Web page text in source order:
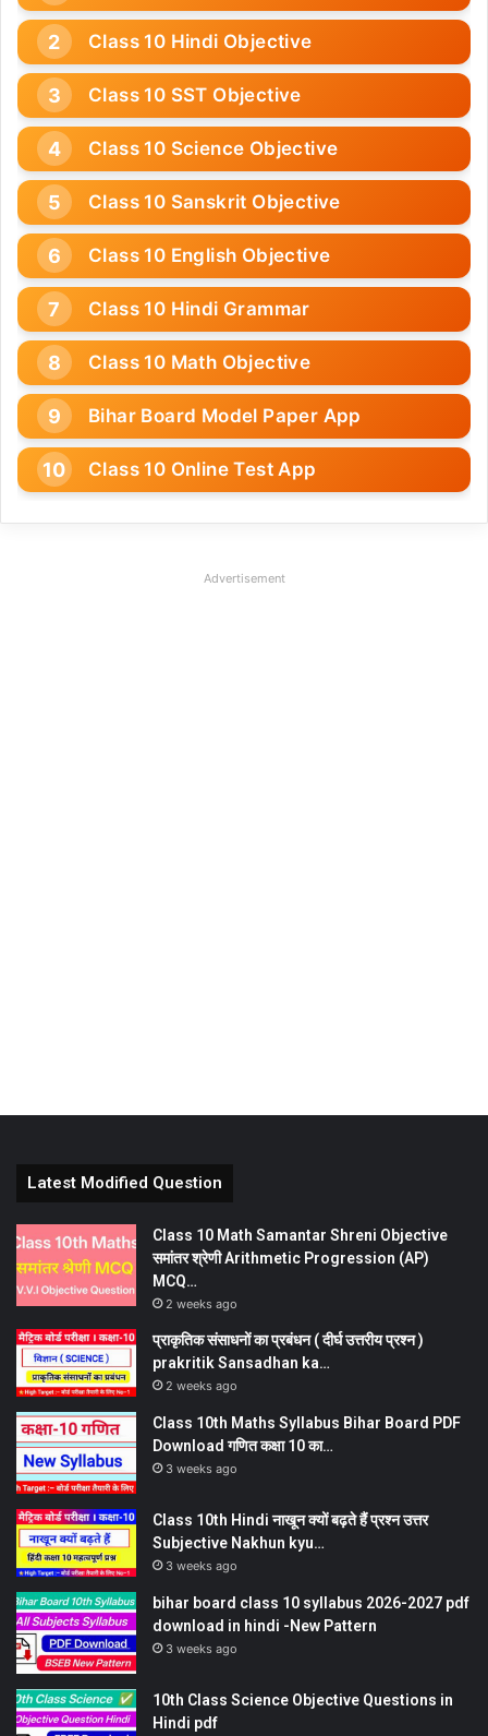
Class 10 Hindi Objective
Class 10 SST Objective
Class 10 Science Objective
Class 10 Sanskrit Objective
Class 10 English Objective
Class 10 Hindi Grammar
Class 10 Math Objective
Bihar Board Model Paper App
Class 10 Online Test App
Advertisement
Latest Modified Question
Class 10 Math Samantar Shreni Objective
समांतर श्रेणी Arithmetic Progression (AP)
MCQ…
2 weeks ago
प्राकृतिक संसाधनों का प्रबंधन ( दीर्घ उत्तरीय प्रश्न )
prakritik Sansadhan ka…
2 weeks ago
Class 10th Maths Syllabus Bihar Board PDF
Download गणित कक्षा 10 का…
3 weeks ago
Class 10th Hindi नाखून क्यों बढ़ते हैं प्रश्न उत्तर
Subjective Nakhun kyu…
3 weeks ago
bihar board class 10 syllabus 2026-2027 pdf
download in hindi -New Pattern
3 weeks ago
10th Class Science Objective Questions in
Hindi pdf